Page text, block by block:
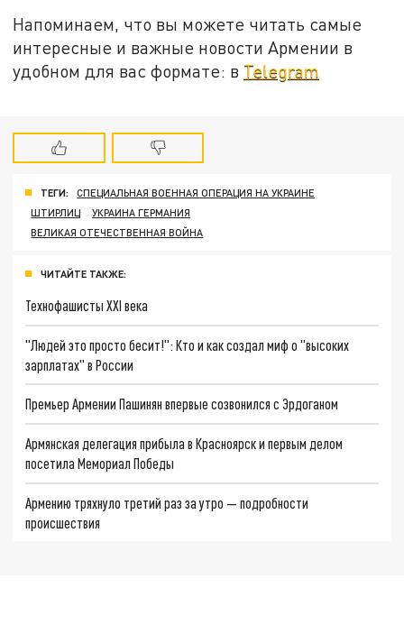
Напоминаем, что вы можете читать самые
интересные и важные новости Армении в
удобном для вас формате: в Telegram
ТЕГИ:
СПЕЦИАЛЬНАЯ ВОЕННАЯ ОПЕРАЦИЯ НА УКРАИНЕ
ШТИРЛИЦ
УКРАИНА ГЕРМАНИЯ
ВЕЛИКАЯ ОТЕЧЕСТВЕННАЯ ВОЙНА
ЧИТАЙТЕ ТАКЖЕ:
Технофашисты XXI века
"Людей это просто бесит!": Кто и как создал миф о "высоких
зарплатах" в России
Премьер Армении Пашинян впервые созвонился с Эрдоганом
Армянская делегация прибыла в Красноярск и первым делом
посетила Мемориал Победы
Армению тряхнуло третий раз за утро — подробности
происшествия